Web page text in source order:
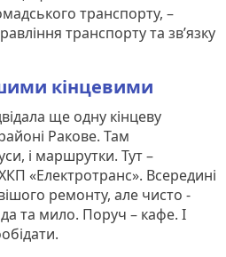
транспорту, –
транспорту та зв’язку
кінцевими
ще одну кінцеву
Ракове. Там
і маршрутки. Тут –
«Електротранс». Всередині
ремонту, але чисто -
та мило. Поруч – кафе. І